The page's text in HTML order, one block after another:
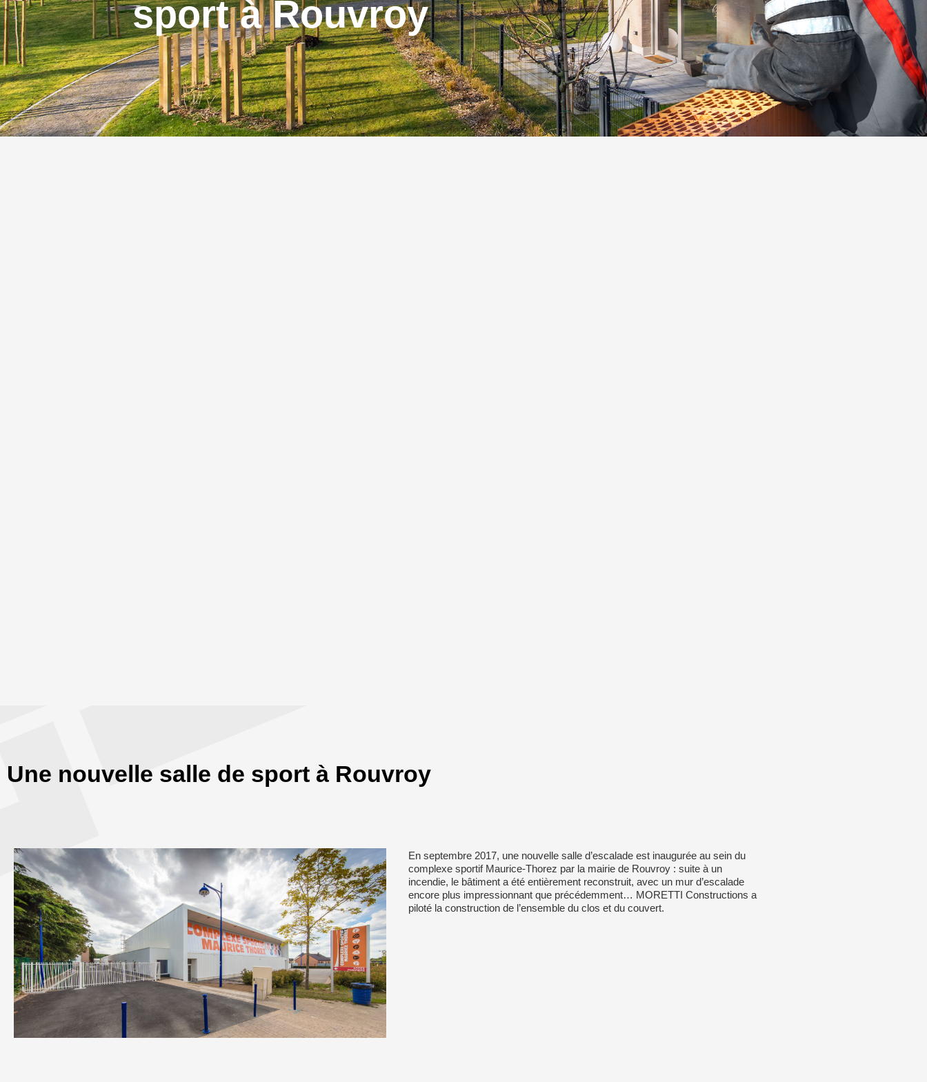
sport à Rouvroy
Une nouvelle salle de sport à Rouvroy
En septembre 2017, une nouvelle salle d’escalade est inaugurée au sein du
complexe sportif Maurice-Thorez par la mairie de Rouvroy : suite à un
incendie, le bâtiment a été entièrement reconstruit, avec un mur d’escalade
encore plus impressionnant que précédemment… MORETTI Constructions a
piloté la construction de l’ensemble du clos et du couvert.